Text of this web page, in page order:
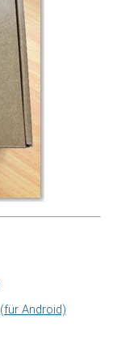
Android)